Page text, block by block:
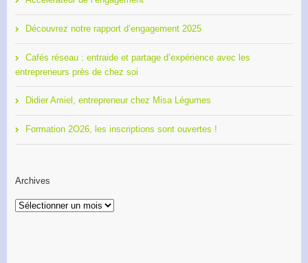
Découvrez notre rapport d’engagement 2025
Cafés réseau : entraide et partage d’expérience avec les
entrepreneurs près de chez soi
Didier Amiel, entrepreneur chez Misa Légumes
Formation 2O26, les inscriptions sont ouvertes !
Archives
Archives